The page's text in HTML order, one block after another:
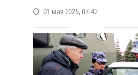
01 мая 2025, 07:42